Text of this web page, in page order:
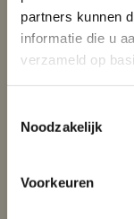
partners kunnen
informatie die u
verzameld op
Noodzakelijk
Voorkeuren
die
“Met de